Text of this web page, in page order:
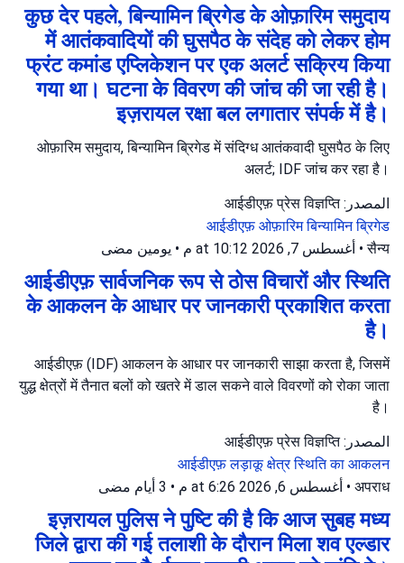
कुछ देर पहले, बिन्यामिन ब्रिगेड के ओफ़ारिम समुदाय
में आतंकवादियों की घुसपैठ के संदेह को लेकर होम
फ्रंट कमांड एप्लिकेशन पर एक अलर्ट सक्रिय किया
गया था। घटना के विवरण की जांच की जा रही है।
इज़रायल रक्षा बल लगातार संपर्क में है।
ओफ़ारिम समुदाय, बिन्यामिन ब्रिगेड में संदिग्ध आतंकवादी घुसपैठ के लिए
अलर्ट; IDF जांच कर रहा है।
المصدر: आईडीएफ़ प्रेस विज्ञप्ति
आईडीएफ़ ओफ़ारिमबिन्यामिन ब्रिगेड
सैन्य
• أغسطس 7, 2026 at 10:12 م • يومين مضى
आईडीएफ़ सार्वजनिक रूप से ठोस विचारों और स्थिति
के आकलन के आधार पर जानकारी प्रकाशित करता
है।
आईडीएफ़ (IDF) आकलन के आधार पर जानकारी साझा करता है, जिसमें
युद्ध क्षेत्रों में तैनात बलों को खतरे में डाल सकने वाले विवरणों को रोका जाता
है।
المصدر: आईडीएफ़ प्रेस विज्ञप्ति
आईडीएफ़लड़ाकू क्षेत्रस्थिति का आकलन
अपराध
• أغسطس 6, 2026 at 6:26 م • 3 أيام مضى
इज़रायल पुलिस ने पुष्टि की है कि आज सुबह मध्य
जिले द्वारा की गई तलाशी के दौरान मिला शव एल्डार